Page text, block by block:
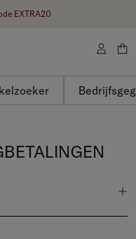
EXTRA20